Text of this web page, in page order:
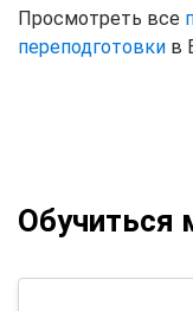
Просмотреть все
переподготовки в
Обучиться